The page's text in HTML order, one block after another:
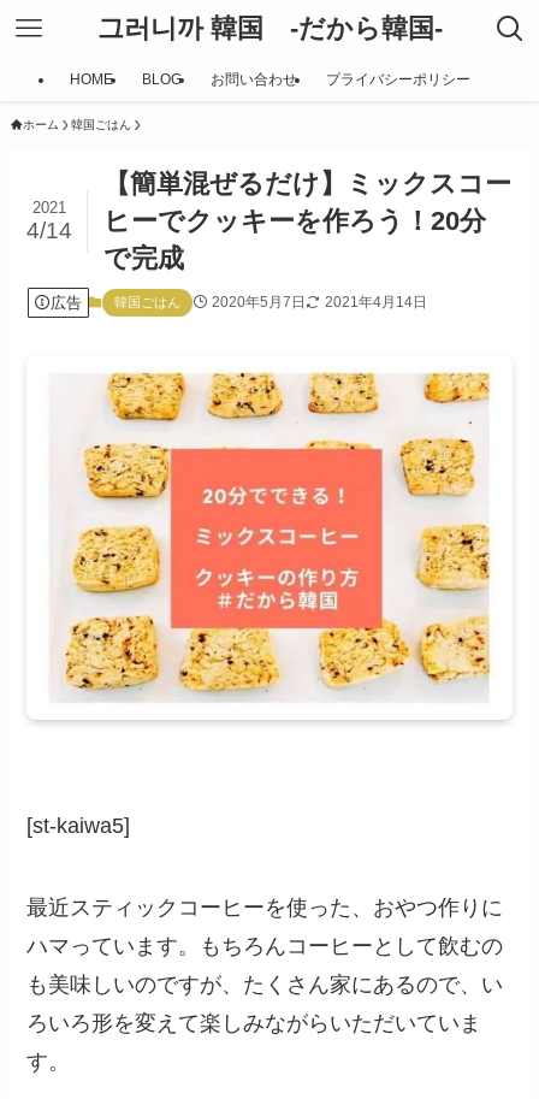
그러니까 韓国 -だから韓国-
HOME BLOG お問い合わせ プライバシーポリシー
ホーム 韓国ごはん
【簡単混ぜるだけ】ミックスコー
ヒーでクッキーを作ろう！20分
で完成
2021
4/14
広告 韓国ごはん 2020年5月7日 2021年4月14日
[st-kaiwa5]
最近スティックコーヒーを使った、おやつ作りに
ハマっています。もちろんコーヒーとして飲むの
も美味しいのですが、たくさん家にあるので、い
ろいろ形を変えて楽しみながらいただいていま
す。